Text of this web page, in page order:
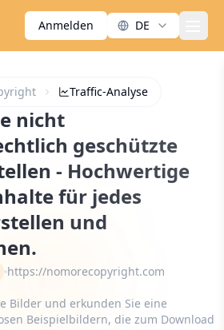
Anmelden DE
Traffic-Analyse
nicht
geschützte
- Hochwertige
für jedes
und
https://nomorecopyright.com
Bilder und erkunden Sie eine
Beispielbildern, die zum Download